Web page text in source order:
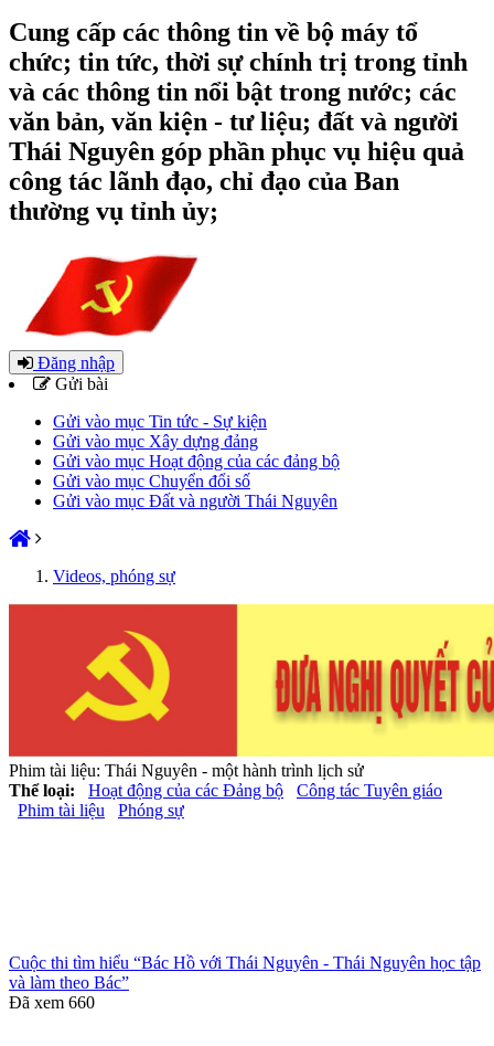
Cung cấp các thông tin về bộ máy tổ
chức; tin tức, thời sự chính trị trong tỉnh
và các thông tin nổi bật trong nước; các
văn bản, văn kiện - tư liệu; đất và người
Thái Nguyên góp phần phục vụ hiệu quả
công tác lãnh đạo, chỉ đạo của Ban
thường vụ tỉnh ủy;
Đăng nhập
Gửi bài
Gửi vào mục Tin tức - Sự kiện
Gửi vào mục Xây dựng đảng
Gửi vào mục Hoạt động của các đảng bộ
Gửi vào mục Chuyển đổi số
Gửi vào mục Đất và người Thái Nguyên
Videos, phóng sự
Phim tài liệu: Thái Nguyên - một hành trình lịch sử
Thể loại:
Hoạt động của các Đảng bộ
Công tác Tuyên giáo
Phim tài liệu
Phóng sự
Cuộc thi tìm hiểu “Bác Hồ với Thái Nguyên - Thái Nguyên học tập
và làm theo Bác”
Đã xem 660